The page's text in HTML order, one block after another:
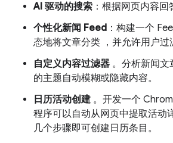
AI 驱动的搜索 ：根据网页内容回
个性化新闻 Feed ：构建一个
态地将文章分类 ，并允许用户过
自定义内容过滤器 。分析新闻文
的主题自动模糊或隐藏内容。
日历活动创建 。开发一个
程序可以自动从网页中提取活动
几个步骤即可创建日历条目。